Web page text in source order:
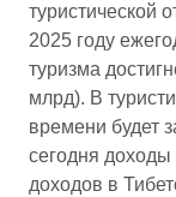
туристической
2025 году
туризма
млрд). В
времени будет
сегодня доходы
доходов в